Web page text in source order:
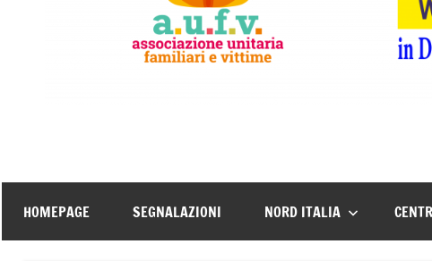
–
Associazione
di
tutte
HOMEPAGE SEGNALAZIONI NORD ITALIA